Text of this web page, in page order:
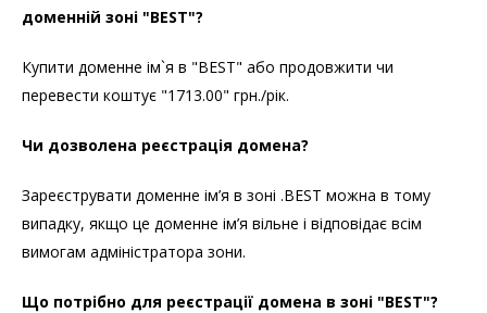
доменній зоні "BEST"?
Купити доменне ім`я в "BEST" або продовжити чи
перевести коштує "1713.00" грн./рік.
Чи дозволена реєстрація домена?
Зареєструвати доменне ім’я в зоні .BEST можна в тому
випадку, якщо це доменне ім’я вільне і відповідає всім
вимогам адміністратора зони.
Що потрібно для реєстрації домена в зоні "BEST"?